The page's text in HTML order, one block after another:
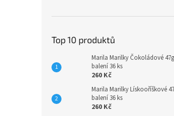
Top 10 produktů
Marila Marilky Čokoládové 47g
balení 36 ks
260 Kč
Marila Marilky Lískooříškové
balení 36 ks
260 Kč